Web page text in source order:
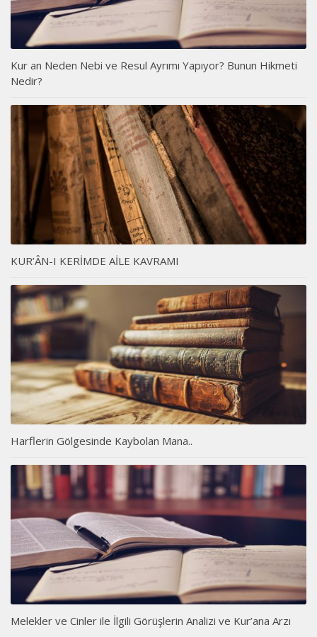
Kur an Neden Nebi ve Resul Ayrımı Yapıyor? Bunun Hikmeti
Nedir?
KUR’ÂN-I KERİMDE AİLE KAVRAMI
Harflerin Gölgesinde Kaybolan Mana..
Melekler ve Cinler ile İlgili Görüşlerin Analizi ve Kur’ana Arzı